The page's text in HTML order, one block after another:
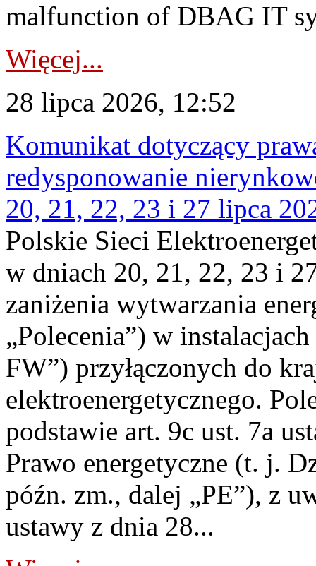
malfunction of DBAG IT
Więcej...
28 lipca 2026, 12:52
Komunikat dotyczący
redysponowanie
20, 21, 22, 23 i 27 lipca
Polskie Sieci
w dniach 20, 21, 22, 23 i
zaniżenia wytwarzania
„Polecenia”) w
FW”) przyłączonych do
elektroenergetycznego.
podstawie art. 9c ust. 7a
Prawo energetyczne (t. j.
późn. zm., dalej „PE”), z
ustawy z dnia 28...